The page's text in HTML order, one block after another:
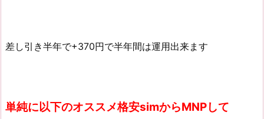
差し引き半年で+370円で半年間は運用出来ます
単純に以下のオススメ格安simからMNPして